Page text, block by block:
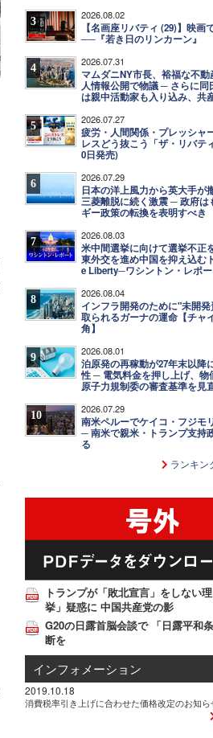
3 2026.08.02
【名画座リバティ (29)】映画
──『若き日のリンカーン』
4 2026.07.31
マムダニNY市長、裕福な不
人情報公開で物議 ─ さらに同
は親中活動家も入り込み、共
5 2026.07.27
疲労・人間関係・プレッシ
レスどう抜こう「ザ・リバテ
0日発売)
6 2026.07.29
日本の洋上風力から英大手が
三菱離脱に続く激震 ─ 政府は
ギー政策の転換を表明すべき
7 2026.08.03
米中間選挙に向けて選挙不正
東外交を進め中国を抑え込む
e Liberty─ワシントン・レポー
8 2026.08.04
インフラ開発のために"未開
取られるガーナの運命【チャ
角】
9 2026.08.01
泊原発の再稼動が27年末以降
性 ─ 電気料金を押し上げ、物
原子力規制委の審査基準を見
10 2026.07.29
南米ペルーでケイコ・フジモ
─ 南米で親米・トランプ支持
る
ランキン
トランプが「敗北宣言」をしない
挙」疑惑に 中国共産党の影
G20の日露首脳会談で 「日露平和
断を
インフォメーション
2019.10.18
消費税率引き上げに合わせた価格改定のお知ら